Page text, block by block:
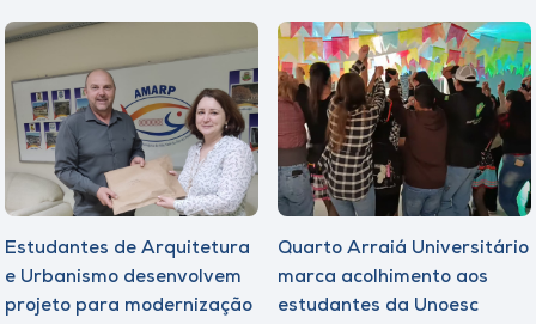
Estudantes de Arquitetura
e Urbanismo desenvolvem
projeto para modernização
Quarto Arraiá Universitário
marca acolhimento aos
estudantes da Unoesc